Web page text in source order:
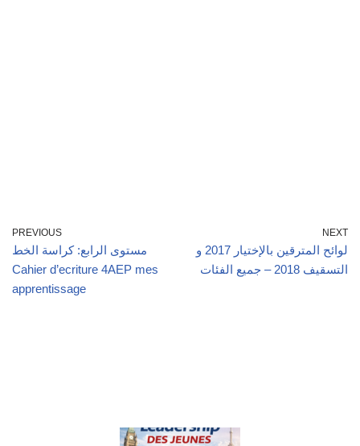
PREVIOUS
مستوى الرابع: كراسة الخط
Cahier d’ecriture 4AEP mes
apprentissage
NEXT
لوائح المترقين بالإختيار 2017 و
التسقيف 2018 – جميع الفئات